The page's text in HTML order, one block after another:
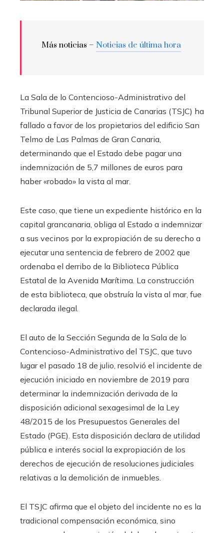
Más noticias – Noticias de última hora
La Sala de lo Contencioso-Administrativo del
Tribunal Superior de Justicia de Canarias (TSJC) ha
fallado a favor de los propietarios del edificio San
Telmo de Las Palmas de Gran Canaria,
determinando que el Estado debe pagar una
indemnización de 5,7 millones de euros para
haber «robado» la vista al mar.
Este caso, que tiene un expediente histórico en la
capital grancanaria, obliga al Estado a indemnizar
a sus vecinos por la expropiación de su derecho a
ejecutar una sentencia de febrero de 2002 que
ordenaba el derribo de la Biblioteca Pública
Estatal de la Avenida Marítima. La construcción
de esta biblioteca, que obstruía la vista al mar, fue
declarada ilegal.
El auto de la Sección Segunda de la Sala de lo
Contencioso-Administrativo del TSJC, que tuvo
lugar el pasado 18 de julio, resolvió el incidente de
ejecución iniciado en noviembre de 2019 para
determinar la indemnización derivada de la
disposición adicional sexagesimal de la Ley
48/2015 de los Presupuestos Generales del
Estado (PGE). Esta disposición declara de utilidad
pública e interés social la expropiación de los
derechos de ejecución de resoluciones judiciales
relativas a la demolición de inmuebles.
El TSJC afirma que el objeto del incidente no es la
tradicional compensación económica, sino